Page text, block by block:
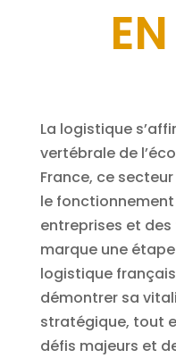
La logistique
vertébrale de
France, ce
le
entreprises et des
marque une
logistique
démontrer sa
stratégique, tout
défis majeurs et